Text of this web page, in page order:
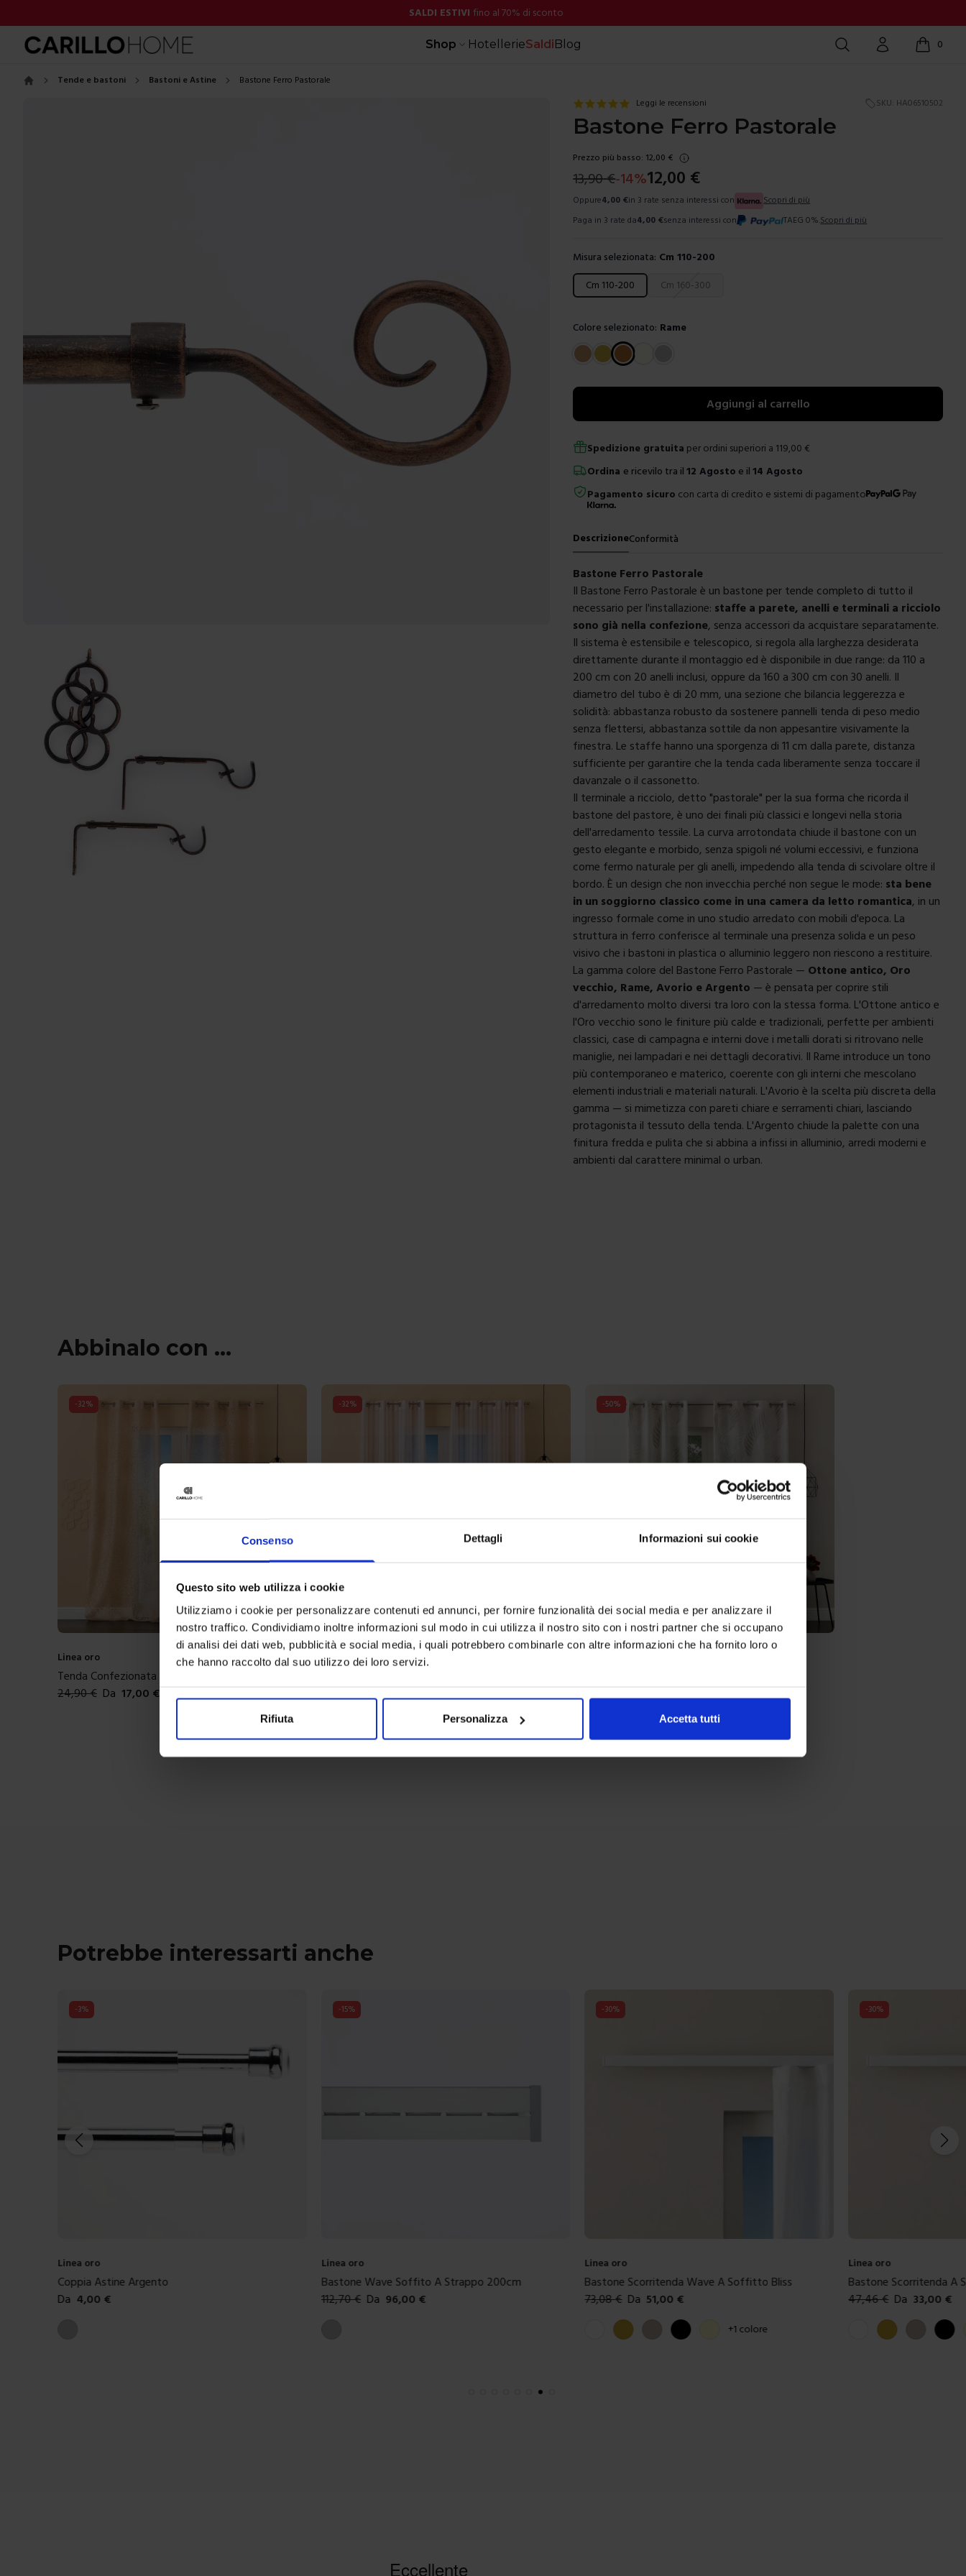
Consenso Dettagli Informazioni sui cookie
Questo sito web utilizza i cookie
Utilizziamo i cookie per personalizzare contenuti ed annunci, per fornire funzionalità dei social media e per analizzare il
nostro traffico. Condividiamo inoltre informazioni sul modo in cui utilizza il nostro sito con i nostri partner che si occupano
di analisi dei dati web, pubblicità e social media, i quali potrebbero combinarle con altre informazioni che ha fornito loro o
che hanno raccolto dal suo utilizzo dei loro servizi.
Rifiuta Personalizza Accetta tutti
SALDI ESTIVI fino al 70% di sconto
Shop HotellerieSaldiBlog Cerca Account 0
items in
Tende e bastoni Bastoni e Astine Bastone Ferro Pastorale
Leggi le recensioni SKU: HA06510502
Bastone Ferro Pastorale
Prezzo più basso: 12,00 €
13,90€-14%12,00 €
Oppure4,00 €in 3 rate senza interessi con
Scopri di più
Paga in 3 rate da4,00 €senza interessi con TAEG 0%. Scopri di più
Misura selezionata: Cm 110-200
Scegli una misura
Cm 110-200 Cm 160-300
Colore selezionato: Rame
Scegli un colore
Aggiungi al carrello
Spedizione gratuita per ordini superiori a 119,00 €
Ordina e ricevilo tra il12 Agosto e il 14 Agosto
Pagamento sicuro con carta di credito e sistemi di pagamento
DescrizioneConformità
Bastone Ferro Pastorale
Il Bastone Ferro Pastorale è un bastone per tende completo di tutto il
necessario per l'installazione: staffe a parete, anelli e terminali a ricciolo
sono già nella confezione, senza accessori da acquistare separatamente.
Il sistema è estensibile e telescopico, si regola alla larghezza desiderata
direttamente durante il montaggio ed è disponibile in due range: da 110 a
200 cm con 20 anelli inclusi, oppure da 160 a 300 cm con 30 anelli. Il
diametro del tubo è di 20 mm, una sezione che bilancia leggerezza e
solidità: abbastanza robusto da sostenere pannelli tenda di peso medio
senza flettersi, abbastanza sottile da non appesantire visivamente la
finestra. Le staffe hanno una sporgenza di 11 cm dalla parete, distanza
sufficiente per garantire che la tenda cada liberamente senza toccare il
davanzale o il cassonetto.
Il terminale a ricciolo, detto "pastorale" per la sua forma che ricorda il
bastone del pastore, è uno dei finali più classici e longevi nella storia
dell'arredamento tessile. La curva arrotondata chiude il bastone con un
gesto elegante e morbido, senza spigoli né volumi eccessivi, e funziona
come fermo naturale per gli anelli, impedendo alla tenda di scivolare oltre il
bordo. È un design che non invecchia perché non segue le mode: sta bene
in un soggiorno classico come in una camera da letto romantica, in un
ingresso formale come in uno studio arredato con mobili d'epoca. La
struttura in ferro conferisce al terminale una presenza solida e un peso
visivo che i bastoni in plastica o alluminio leggero non riescono a restituire.
La gamma colore del Bastone Ferro Pastorale — Ottone antico, Oro
vecchio, Rame, Avorio e Argento — è pensata per coprire stili
d'arredamento molto diversi tra loro con la stessa forma. L'Ottone antico e
l'Oro vecchio sono le finiture più calde e tradizionali, perfette per ambienti
classici, case di campagna e interni dove i metalli dorati si ritrovano nelle
maniglie, nei lampadari e nei dettagli decorativi. Il Rame introduce un tono
più contemporaneo e materico, coerente con gli interni che mescolano
elementi industriali e materiali naturali. L'Avorio è la scelta più discreta della
gamma — si mimetizza con pareti chiare e serramenti chiari, lasciando
protagonista il tessuto della tenda. L'Argento chiude la palette con una
finitura fredda e pulita che si abbina a infissi in alluminio, arredi moderni e
ambienti dal carattere minimal o urban.
Abbinalo con ...
-32%
Linea oro
Tenda Confezionata Alys
24,90€ Da 17,00 €
-32%
Linea oro
-50%
Potrebbe interessarti anche
-3%
Linea oro
Coppia Astine Argento
Da 4,00 €
-15%
Linea oro
Bastone Wave Soffito A Strappo 200cm
112,70€ Da 96,00 €
-30%
Linea oro
Bastone Scorritenda Wave A Soffitto Bliss
73,08€ Da 51,00 €
Colori disponibili
BiancoOro TortoraNero Crema+1 colore
-30%
Linea oro
Bastone Scorritenda A
47,46€ Da 33,00 €
Colori disponibili
BiancoOro TortoraNero